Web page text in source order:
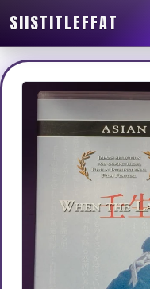
SIISTITLEFFAT